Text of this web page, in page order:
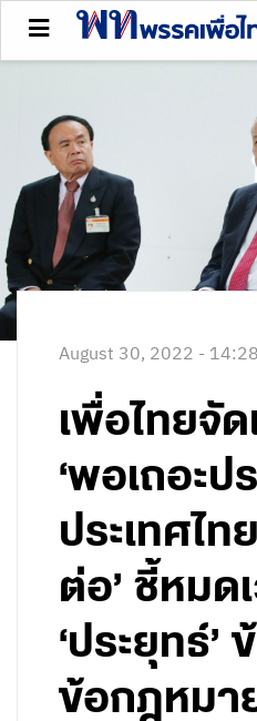
August 30, 2022 - 14:28
เพื่อไทยจัด
‘พอเถอะป
ประเทศไท
ต่อ’ ชี้หมด
‘ประยุทธ์’
ข้อกฎหมา